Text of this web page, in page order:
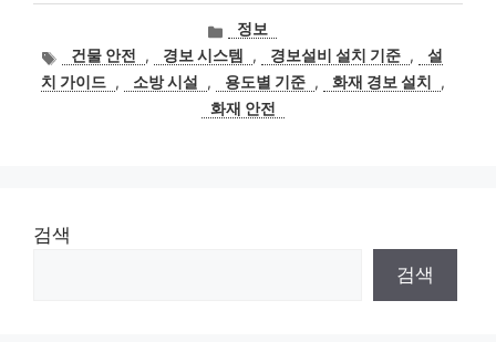
카
테
고
리
정보
태
그
건물 안전 , 경보 시스템 , 경보설비 설치 기준 ,
설
치 가이드 , 소방 시설 , 용도별 기준 , 화재 경보 설치
,
화재 안전
검색
검색